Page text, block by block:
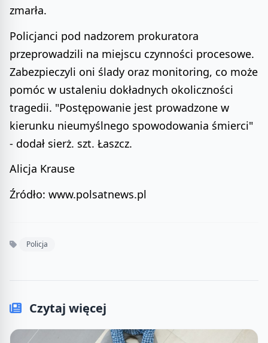
zmarła.
Policjanci pod nadzorem prokuratora
przeprowadzili na miejscu czynności procesowe.
Zabezpieczyli oni ślady oraz monitoring, co może
pomóc w ustaleniu dokładnych okoliczności
tragedii. "Postępowanie jest prowadzone w
kierunku nieumyślnego spowodowania śmierci"
- dodał sierż. szt. Łaszcz.
Alicja Krause
Źródło: www.polsatnews.pl
Policja
Czytaj więcej